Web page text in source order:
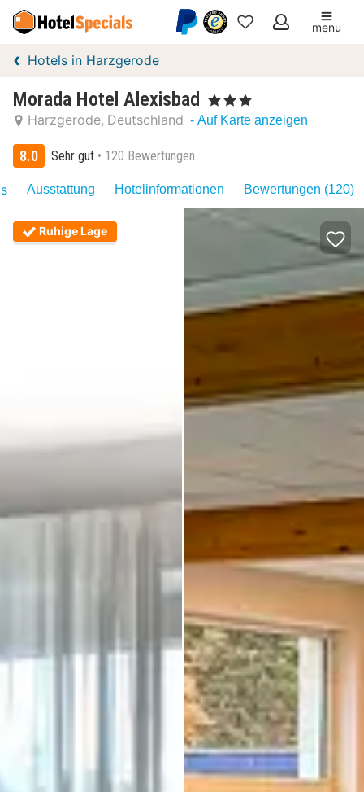
Meine
menu
Hotels in Harzgerode
Morada Hotel Alexisbad , 3 Sterne
Harzgerode Deutschland - Auf Karte anzeigen
8.0 Sehr gut 120 Bewertungen
Ausstattung Hotelinformationen Bewertungen (120)
Ruhige Lage